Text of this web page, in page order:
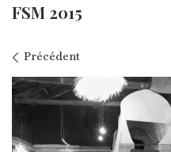
FSM 2015
Navigation des images
Précédent